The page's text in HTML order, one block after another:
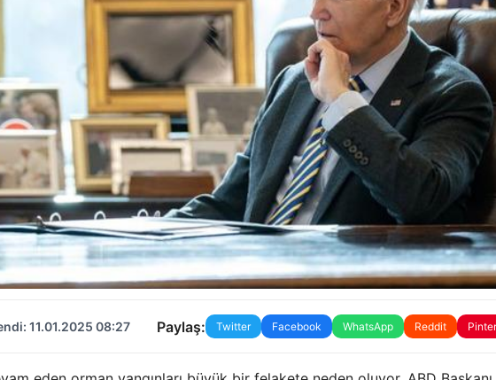
11.01.2025 08:27 Paylaş: Twitter Facebook WhatsApp Reddit